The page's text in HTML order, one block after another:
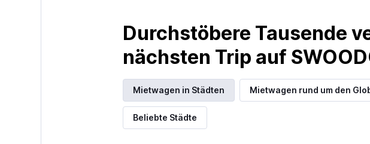
Preise
Durchstöbere Tausende
nächsten Trip auf
Mietwagen in Städten Mietwagen rund um den
Beliebte Städte